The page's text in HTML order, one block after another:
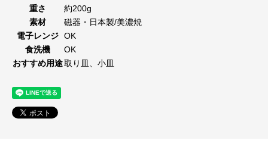
重さ
約200g
素材
磁器・日本製/美濃焼
電子レンジ OK
食洗機
OK
おすすめ用途取り皿、小皿